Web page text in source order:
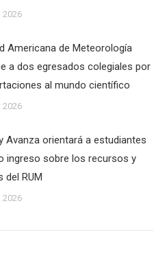
2026
Americana de Meteorología
a dos egresados colegiales por
al mundo científico
2026
Avanza orientará a estudiantes
ingreso sobre los recursos y
del RUM
2026